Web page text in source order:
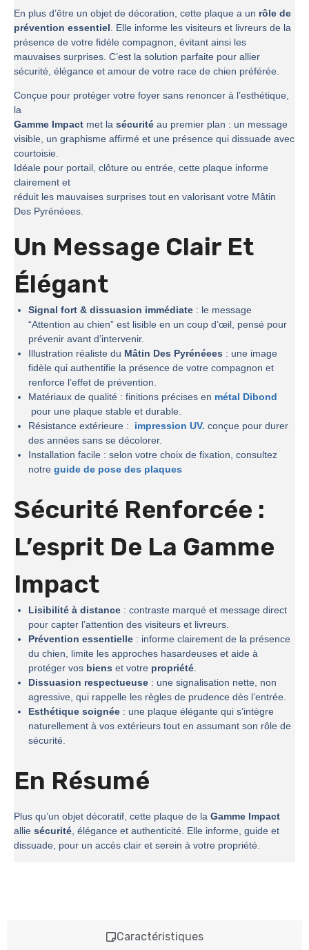
Caractéristiques
En plus d’être un objet de décoration, cette plaque a un rôle de
prévention essentiel. Elle informe les visiteurs et livreurs de la
présence de votre fidèle compagnon, évitant ainsi les
mauvaises surprises. C’est la solution parfaite pour allier
sécurité, élégance et amour de votre race de chien préférée.
Conçue pour protéger votre foyer sans renoncer à l’esthétique,
la
Gamme Impact met la sécurité au premier plan : un message
visible, un graphisme affirmé et une présence qui dissuade avec
courtoisie.
Idéale pour portail, clôture ou entrée, cette plaque informe
clairement et
réduit les mauvaises surprises tout en valorisant votre Mâtin
Des Pyrénéees.
Un Message Clair Et
Élégant
Signal fort & dissuasion immédiate : le message
“Attention au chien” est lisible en un coup d’œil, pensé pour
prévenir avant d’intervenir.
Illustration réaliste du Mâtin Des Pyrénéees : une image
fidèle qui authentifie la présence de votre compagnon et
renforce l’effet de prévention.
Matériaux de qualité : finitions précises en métal Dibond
pour une plaque stable et durable.
Résistance extérieure :
impression UV. conçue pour durer
des années sans se décolorer.
Installation facile : selon votre choix de fixation, consultez
notre guide de pose des plaques
Sécurité Renforcée :
L’esprit De La Gamme
Impact
Lisibilité à distance : contraste marqué et message direct
pour capter l’attention des visiteurs et livreurs.
Prévention essentielle : informe clairement de la présence
du chien, limite les approches hasardeuses et aide à
protéger vos biens et votre propriété.
Dissuasion respectueuse : une signalisation nette, non
agressive, qui rappelle les règles de prudence dès l’entrée.
Esthétique soignée : une plaque élégante qui s’intègre
naturellement à vos extérieurs tout en assumant son rôle de
sécurité.
En Résumé
Plus qu’un objet décoratif, cette plaque de la Gamme Impact
allie sécurité, élégance et authenticité. Elle informe, guide et
dissuade, pour un accès clair et serein à votre propriété.